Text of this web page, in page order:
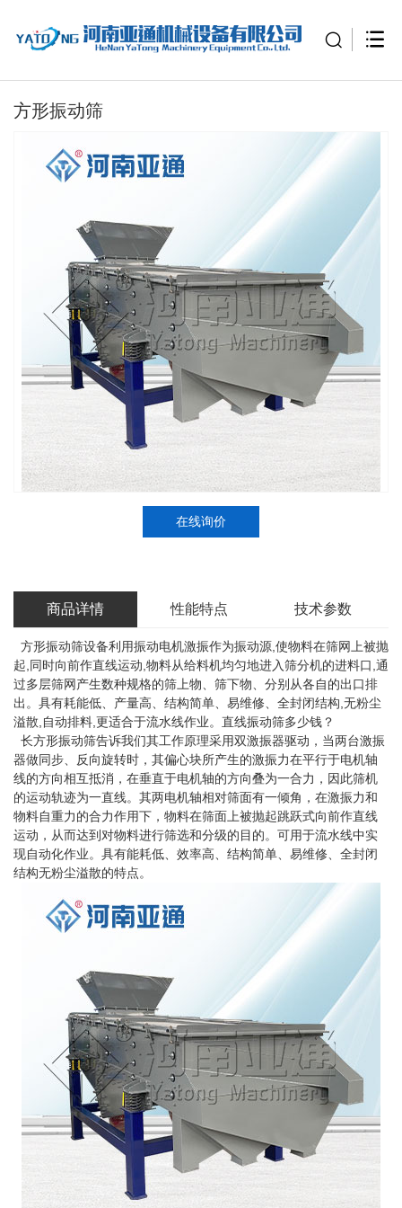
方形振动筛
在线询价
商品详情 性能特点 技术参数
方形振动筛设备利用振动电机激振作为振动源,使物料在筛网上被抛
起,同时向前作直线运动,物料从给料机均匀地进入筛分机的进料口,通
过多层筛网产生数种规格的筛上物、筛下物、分别从各自的出口排
出。具有耗能低、产量高、结构简单、易维修、全封闭结构,无粉尘
溢散,自动排料,更适合于流水线作业。直线振动筛多少钱？
长方形振动筛告诉我们其工作原理采用双激振器驱动，当两台激振
器做同步、反向旋转时，其偏心块所产生的激振力在平行于电机轴
线的方向相互抵消，在垂直于电机轴的方向叠为一合力，因此筛机
的运动轨迹为一直线。其两电机轴相对筛面有一倾角，在激振力和
物料自重力的合力作用下，物料在筛面上被抛起跳跃式向前作直线
运动，从而达到对物料进行筛选和分级的目的。可用于流水线中实
现自动化作业。具有能耗低、效率高、结构简单、易维修、全封闭
结构无粉尘溢散的特点。